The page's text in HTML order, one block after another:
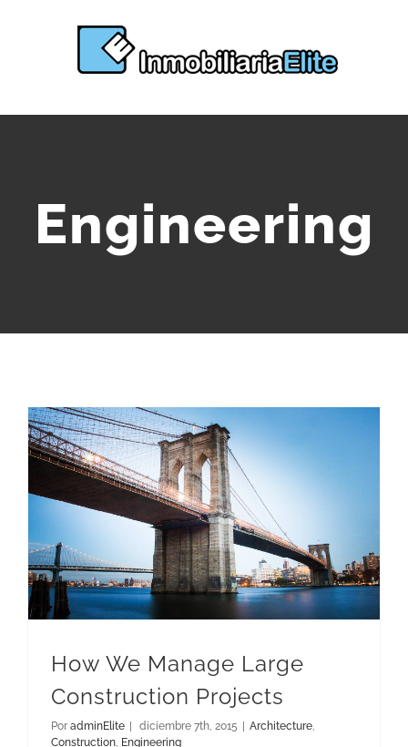
Engineering
How We Manage Large
Construction Projects
Por adminElite | diciembre 7th, 2015 | Architecture
Construction Engineering